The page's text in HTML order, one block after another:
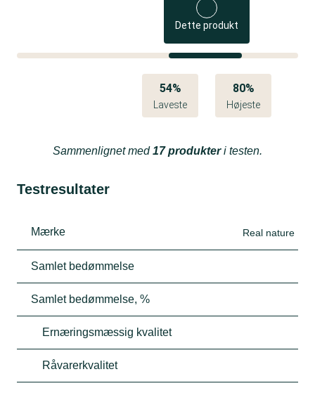
Dette produkt
54%
Laveste
80%
Højeste
Sammenlignet med17 produkteri testen.
Testresultater
Mærke Real nature
Samlet bedømmelse
Samlet bedømmelse, %
Ernæringsmæssig kvalitet
Råvarerkvalitet